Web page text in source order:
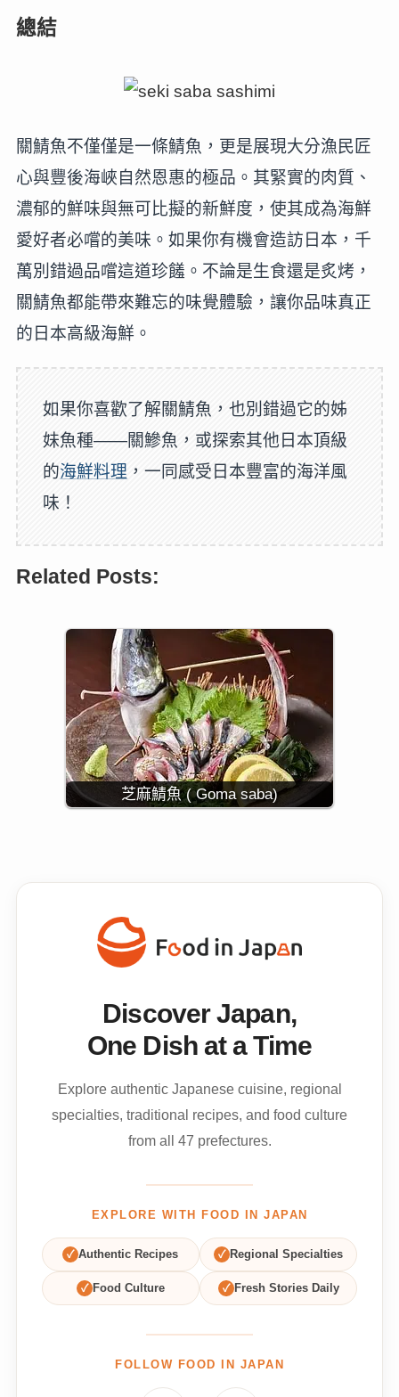
總結
關鯖魚不僅僅是一條鯖魚，更是展現大分漁民匠
心與豐後海峽自然恩惠的極品。其緊實的肉質、
濃郁的鮮味與無可比擬的新鮮度，使其成為海鮮
愛好者必嚐的美味。如果你有機會造訪日本，千
萬別錯過品嚐這道珍饈。不論是生食還是炙烤，
關鯖魚都能帶來難忘的味覺體驗，讓你品味真正
的日本高級海鮮。
如果你喜歡了解關鯖魚，也別錯過它的姊
妹魚種——關鰺魚，或探索其他日本頂級
的海鮮料理 ，一同感受日本豐富的海洋風
味！
Related Posts:
芝麻鯖魚 ( Goma saba)
Discover Japan,
One Dish at a Time
Explore authentic Japanese cuisine, regional
specialties, traditional recipes, and food culture
from all 47 prefectures.
EXPLORE WITH FOOD IN JAPAN
✓ Authentic Recipes ✓ Regional Specialties
✓ Food Culture ✓ Fresh Stories Daily
FOLLOW FOOD IN JAPAN